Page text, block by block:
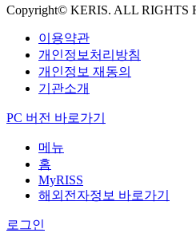
Copyright© KERIS. ALL RIGHTS
이용약관
개인정보처리방침
개인정보 재동의
기관소개
PC 버전 바로가기
메뉴
홈
MyRISS
해외전자정보 바로가기
로그인